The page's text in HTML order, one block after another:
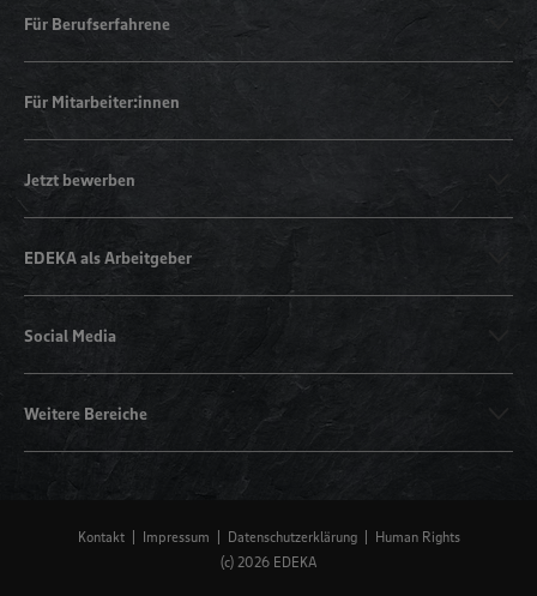
Für Berufserfahrene
Für Mitarbeiter:innen
Jetzt bewerben
EDEKA als Arbeitgeber
Social Media
Weitere Bereiche
Kontakt Impressum Datenschutzerklärung
Human Rights
(c) 2026 EDEKA